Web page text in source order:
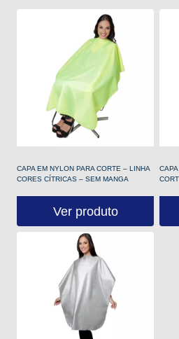
CAPA EM NYLON PARA CORTE – LINHA
CORES CÍTRICAS – SEM MANGA
Ver produto